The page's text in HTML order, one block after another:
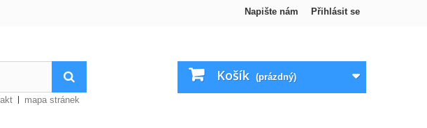
Přihlásit se
Napište nám
Košík (prázdný)
mapa stránek